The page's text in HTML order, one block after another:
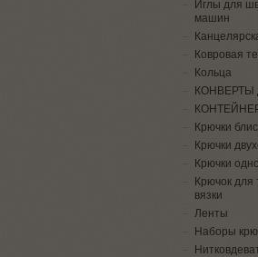
Иглы для
машин
Ковровая
Кольца
КОНВЕРТЫ
Крючки
Крючки
Крючки
Крючок для
вязки
Ленты
Наборы